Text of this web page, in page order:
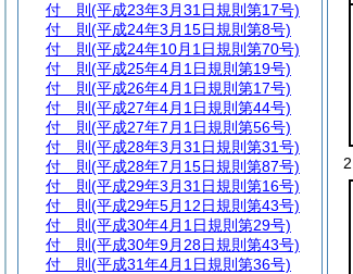
2
付 則 (平成23年3月31日規則第17号)
付 則 (平成24年3月15日規則第8号)
付 則 (平成24年10月1日規則第70号)
付 則 (平成25年4月1日規則第19号)
付 則 (平成26年4月1日規則第17号)
付 則 (平成27年4月1日規則第44号)
付 則 (平成27年7月1日規則第56号)
付 則 (平成28年3月31日規則第31号)
付 則 (平成28年7月15日規則第87号)
付 則 (平成29年3月31日規則第16号)
付 則 (平成29年5月12日規則第43号)
付 則 (平成30年4月1日規則第29号)
付 則 (平成30年9月28日規則第43号)
付 則 (平成31年4月1日規則第36号)